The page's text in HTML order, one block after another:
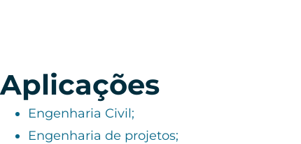
Aplicações
Engenharia Civil;
Engenharia de projetos;